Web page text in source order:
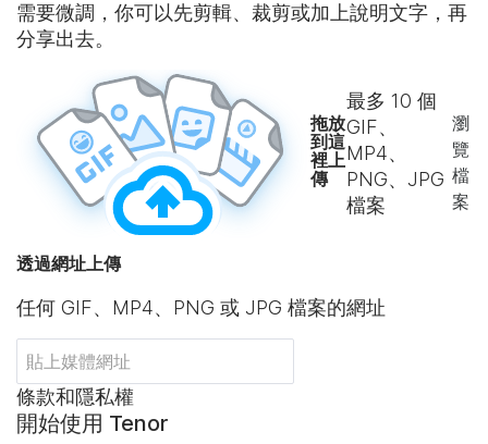
需要微調，你可以先剪輯、裁剪或加上說明文字，再
分享出去。
拖放
到這
裡上
傳
最多10 個
GIF、
MP4、
PNG、JPG
檔案
瀏
覽
檔
案
透過網址上傳
任何 GIF、MP4、PNG 或 JPG 檔案的網址
條款和隱私權
開始使用 Tenor